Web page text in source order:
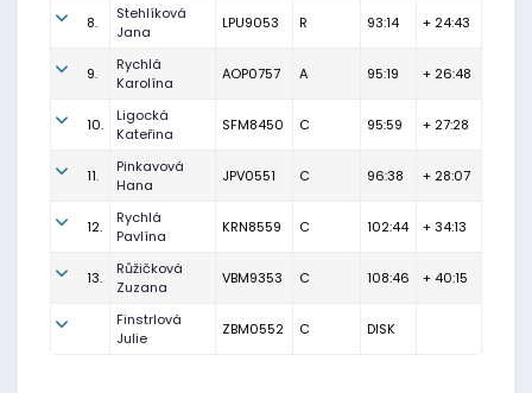
8.
Stehlíková
Jana
LPU9053 R 93:14 + 24:43
9.
Rychlá
Karolína
AOP0757 A 95:19 + 26:48
10.
Ligocká
Kateřina
SFM8450 C 95:59 + 27:28
11.
Pinkavová
Hana
JPV0551 C 96:38 + 28:07
12.
Rychlá
Pavlína
KRN8559 C 102:44 + 34:13
13.
Růžičková
Zuzana
VBM9353 C 108:46 + 40:15
Finstrlová
Julie
ZBM0552 C DISK